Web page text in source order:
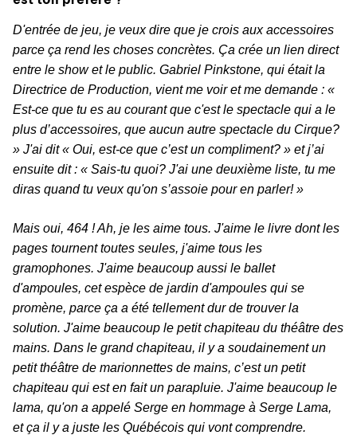
D'entrée de jeu, je veux dire que je crois aux accessoires
parce ça rend les choses concrètes. Ça crée un lien direct
entre le show et le public. Gabriel Pinkstone, qui était la
Directrice de Production, vient me voir et me demande : «
Est-ce que tu es au courant que c'est le spectacle qui a le
plus d’accessoires, que aucun autre spectacle du Cirque?
» J'ai dit « Oui, est-ce que c’est un compliment? » et j’ai
ensuite dit : « Sais-tu quoi? J'ai une deuxième liste, tu me
diras quand tu veux qu'on s’assoie pour en parler! »
Mais oui, 464 ! Ah, je les aime tous. J'aime le livre dont les
pages tournent toutes seules, j'aime tous les
gramophones. J'aime beaucoup aussi le ballet
d'ampoules, cet espèce de jardin d'ampoules qui se
promène, parce ça a été tellement dur de trouver la
solution. J'aime beaucoup le petit chapiteau du théâtre des
mains. Dans le grand chapiteau, il y a soudainement un
petit théâtre de marionnettes de mains, c’est un petit
chapiteau qui est en fait un parapluie. J'aime beaucoup le
lama, qu'on a appelé Serge en hommage à Serge Lama,
et ça il y a juste les Québécois qui vont comprendre.